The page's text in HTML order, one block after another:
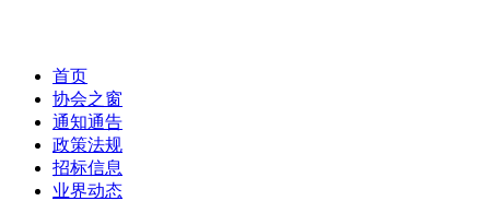
首页
协会之窗
通知通告
政策法规
招标信息
业界动态